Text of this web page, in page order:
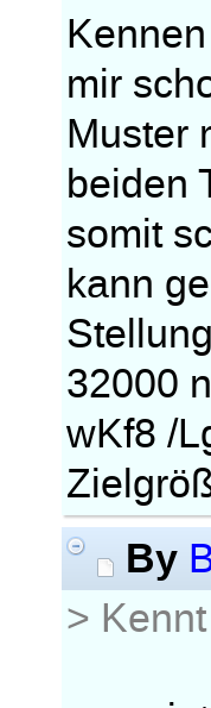
mir
Muster
beiden
somit
kann
32000
wKf8 /
By
>